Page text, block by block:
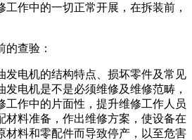
工作中的一切正常开展，在拆装前，
查验：
电机的结构特点、损坏零件及常见
电机是不是必须维修及维修范畴，
工作中的片面性，提升维修工作人员
材料准备，作出维修方案，使设备在
材料和零配件而导致停产，以至危害